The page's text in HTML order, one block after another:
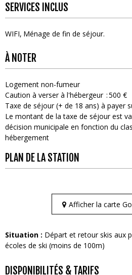
SERVICES INCLUS
WIFI Ménage de fin de séjour
À NOTER
Logement non-fumeur
Caution à verser à l'hébergeur 500 €
Taxe de séjour (+ de 18 ans) à payer
Le montant de la taxe de séjour est
décision municipale en fonction du
hébergement
PLAN DE LA STATION
Afficher la carte
Situation : Départ et retour skis aux
écoles de ski (moins de 100m)
DISPONIBILITÉS & TARIFS